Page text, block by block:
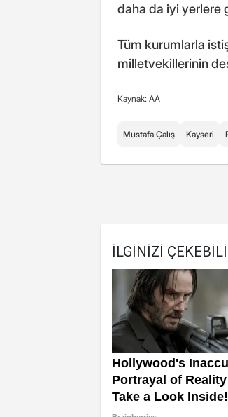
daha da iyi yerlere
Tüm kurumlarla
milletvekillerinin
Kaynak: AA
Mustafa Çalış Kayseri